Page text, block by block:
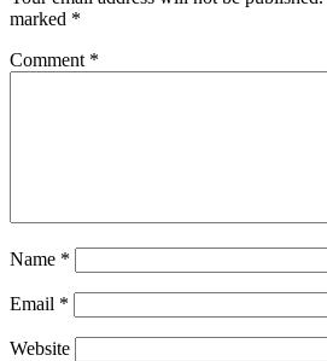
marked *
Comment *
Name *
Email *
Website